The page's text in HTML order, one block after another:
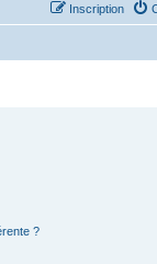
Inscription
?